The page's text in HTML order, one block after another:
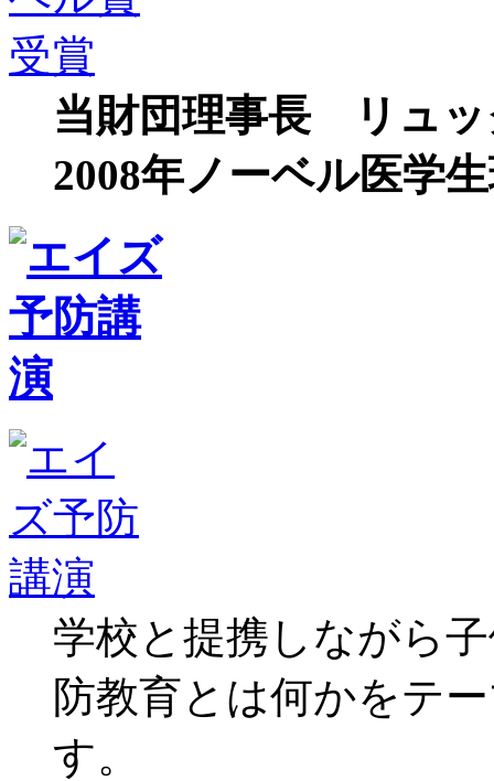
当財団理事長 リュッ
2008年ノーベル医学
学校と提携しながら
防教育とは何かをテ
す。